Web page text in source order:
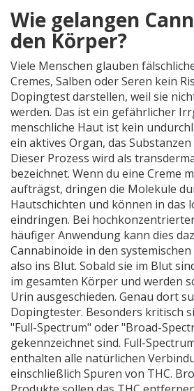
Wie gelangen
den Körper?
Viele Menschen glauben
Cremes, Salben oder Seren kein
Dopingtest darstellen, weil sie
werden. Das ist ein gefährlicher
menschliche Haut ist kein
ein aktives Organ, das
Dieser Prozess wird als
bezeichnet. Wenn du eine Creme
aufträgst, dringen die Moleküle
Hautschichten und können in das
eindringen. Bei
häufiger Anwendung kann dies
Cannabinoide in den
also ins Blut. Sobald sie im Blut
im gesamten Körper und werden
Urin ausgeschieden. Genau dort
Dopingtester. Besonders kritisch
"Full-Spectrum" oder "Broad-
gekennzeichnet sind. Full-
enthalten alle natürlichen
einschließlich Spuren von THC.